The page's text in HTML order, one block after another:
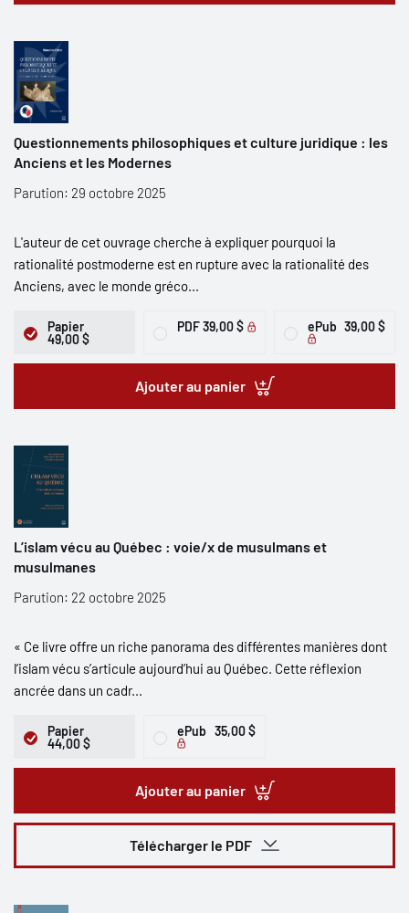
Questionnements philosophiques et culture juridique : les
Anciens et les Modernes
Parution: 29 octobre 2025
L'auteur de cet ouvrage cherche à expliquer pourquoi la
rationalité postmoderne est en rupture avec la rationalité des
Anciens, avec le monde gréco...
Papier
49,00 $
PDF 39,00 $ ePub 39,00 $
Ajouter au panier
L’islam vécu au Québec : voie/x de musulmans et
musulmanes
Parution: 22 octobre 2025
« Ce livre offre un riche panorama des différentes manières dont
l’islam vécu s’articule aujourd’hui au Québec. Cette réflexion
ancrée dans un cadr...
Papier
44,00 $
ePub 35,00 $
Ajouter au panier
Télécharger le PDF